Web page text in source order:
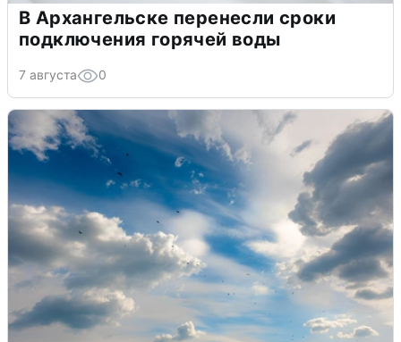
В Архангельске перенесли сроки
подключения горячей воды
7 августа 0